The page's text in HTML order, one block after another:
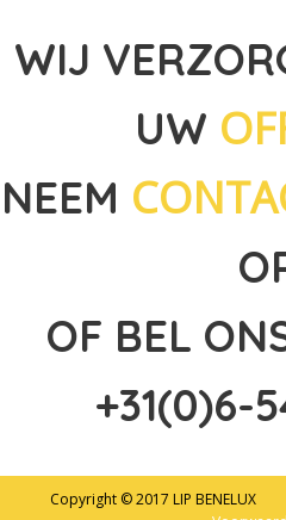
WIJ
UW
NEEM
OF BEL
+31(0)6-
Copyright © 2017 LIP BENELUX